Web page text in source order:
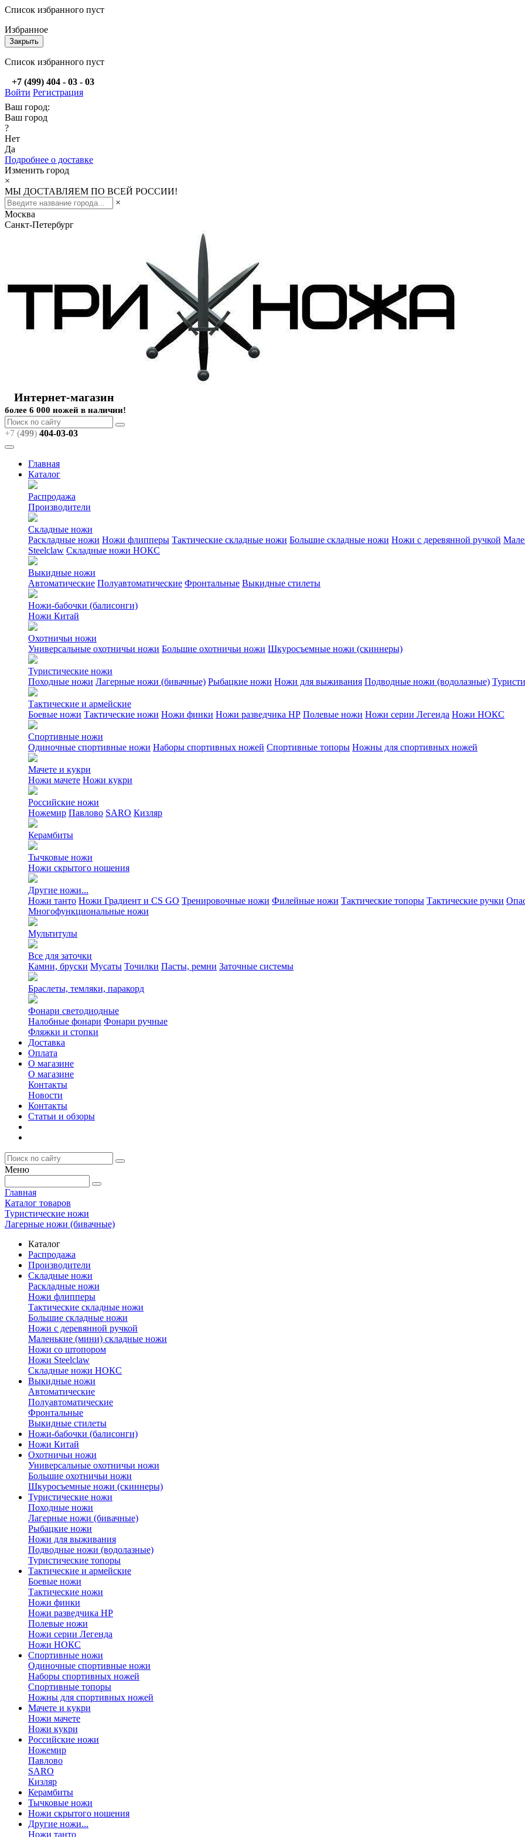
Список избранного пуст
Избранное
Закрыть
Список избранного пуст
+7 (499) 404 - 03 - 03
Войти Регистрация
Ваш город:
Ваш город
?
Нет
Да
Подробнее о доставке
Изменить город
×
МЫ ДОСТАВЛЯЕМ ПО ВСЕЙ РОССИИ!
×
Москва
Санкт-Петербург
Интернет-магазин
более 6 000 ножей в наличии!
+7 (499) 404-03-03
Главная
Каталог
Распродажа
Производители
Складные ножи
Раскладные ножи Ножи флипперы Тактические складные ножи Большие складные ножи Ножи с деревянной ручкой
Steelclaw Складные ножи НОКС
Выкидные ножи
Автоматические Полуавтоматические Фронтальные Выкидные стилеты
Ножи-бабочки (балисонги)
Ножи Китай
Охотничьи ножи
Универсальные охотничьи ножи Большие охотничьи ножи Шкуросъемные ножи (скиннеры)
Туристические ножи
Походные ножи Лагерные ножи (бивачные) Рыбацкие ножи Ножи для выживания Подводные ножи (водолазные)
Тактические и армейские
Боевые ножи Тактические ножи Ножи финки Ножи разведчика НР Полевые ножи Ножи серии Легенда Ножи НОКС
Спортивные ножи
Одиночные спортивные ножи Наборы спортивных ножей Спортивные топоры Ножны для спортивных ножей
Мачете и кукри
Ножи мачете Ножи кукри
Российские ножи
Ножемир Павлово SARO Кизляр
Керамбиты
Тычковые ножи
Ножи скрытого ношения
Другие ножи...
Ножи танто Ножи Градиент и CS GO Тренировочные ножи Филейные ножи Тактические топоры Тактические ручки
Многофункциональные ножи
Мультитулы
Все для заточки
Камни, бруски Мусаты Точилки Пасты, ремни Заточные системы
Браслеты, темляки, паракорд
Фонари светодиодные
Налобные фонари Фонари ручные
Фляжки и стопки
Доставка
Оплата
О магазине
О магазине
Контакты
Новости
Контакты
Статьи и обзоры
Меню
Главная
Каталог товаров
Туристические ножи
Лагерные ножи (бивачные)
Каталог
Распродажа
Производители
Складные ножи
Раскладные ножи
Ножи флипперы
Тактические складные ножи
Большие складные ножи
Ножи с деревянной ручкой
Маленькие (мини) складные ножи
Ножи со штопором
Ножи Steelclaw
Складные ножи НОКС
Выкидные ножи
Автоматические
Полуавтоматические
Фронтальные
Выкидные стилеты
Ножи-бабочки (балисонги)
Ножи Китай
Охотничьи ножи
Универсальные охотничьи ножи
Большие охотничьи ножи
Шкуросъемные ножи (скиннеры)
Туристические ножи
Походные ножи
Лагерные ножи (бивачные)
Рыбацкие ножи
Ножи для выживания
Подводные ножи (водолазные)
Туристические топоры
Тактические и армейские
Боевые ножи
Тактические ножи
Ножи финки
Ножи разведчика НР
Полевые ножи
Ножи серии Легенда
Ножи НОКС
Спортивные ножи
Одиночные спортивные ножи
Наборы спортивных ножей
Спортивные топоры
Ножны для спортивных ножей
Мачете и кукри
Ножи мачете
Ножи кукри
Российские ножи
Ножемир
Павлово
SARO
Кизляр
Керамбиты
Тычковые ножи
Ножи скрытого ношения
Другие ножи...
Ножи танто